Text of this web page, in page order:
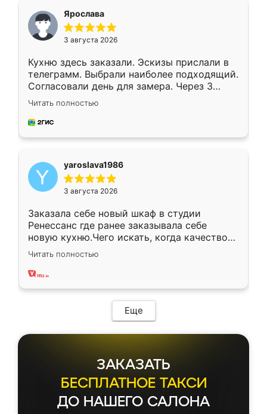
Ярослава
3 августа 2026
Кухню здесь заказали. Эскизы прислали в
телеграмм. Выбрали наиболее подходящий.
Согласовали день для замера. Через 3
недели кухня была уже готова. Остались
довольны работой. Спасибо Ренессанс
мебель за качественную работу!
Читать полностью
yaroslava1986
3 августа 2026
Заказала себе новый шкаф в студии
Ренессанс где ранее заказывала себе
новую кухню.Чего искать, когда качеством
вполне довольна. Служит кухня уже почти
два года, нареканий нет.
Читать полностью
Еще
ЗАКАЗАТЬ
БЕСПЛАТНОЕ ТАКСИ
ДО НАШЕГО САЛОНА